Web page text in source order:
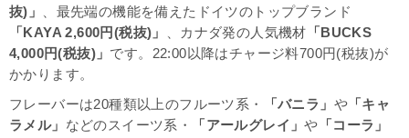
抜)」
、最先端の機能を備えたドイツのトップブランド
「KAYA 2,600円(税抜)」
、カナダ発の人気機材 「BUCKS
4,000円(税抜)」 です。22:00以降はチャージ料700円(税抜)が
かかります。
フレーバーは20種類以上のフルーツ系・ 「バニラ」 や 「キャ
ラメル」 などのスイーツ系・ 「アールグレイ」や 「コーラ」